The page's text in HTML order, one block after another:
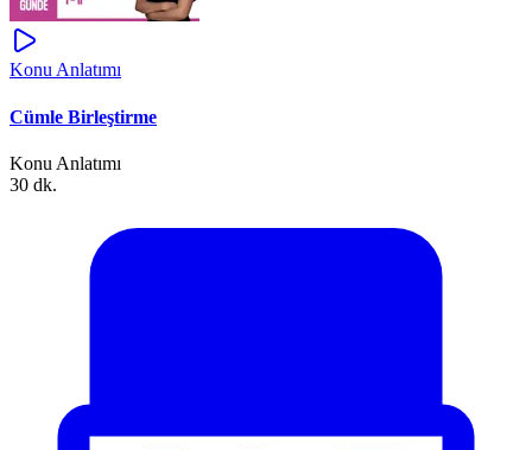
Konu Anlatımı
Cümle Birleştirme
Konu Anlatımı
30 dk.